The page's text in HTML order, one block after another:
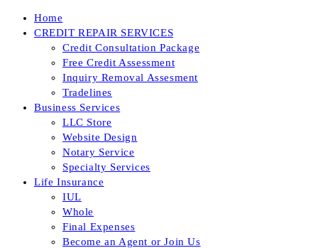
Skip
Home
CREDIT REPAIR SERVICES
Credit Consultation Package
Free Credit Assessment
Inquiry Removal Assesment
Tradelines
Business Services
LLC Store
Website Design
Notary Service
Specialty Services
Life Insurance
IUL
Whole
Final Expenses
Become an Agent or Join Us